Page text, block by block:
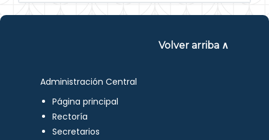
Volver arriba ∧
Administración Central
Página principal
Rectoría
Secretarios